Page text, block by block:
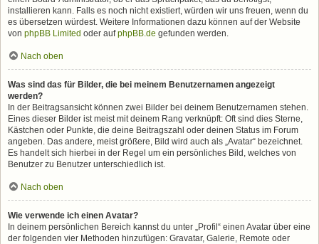
installieren kann. Falls es noch nicht existiert, würden wir uns freuen, wenn du
es übersetzen würdest. Weitere Informationen dazu können auf der Website
von phpBB Limited oder aufphpBB.de gefunden werden.
Nach oben
Was sind das für Bilder, die bei meinem Benutzernamen angezeigt
werden?
In der Beitragsansicht können zwei Bilder bei deinem Benutzernamen stehen.
Eines dieser Bilder ist meist mit deinem Rang verknüpft: Oft sind dies Sterne,
Kästchen oder Punkte, die deine Beitragszahl oder deinen Status im Forum
angeben. Das andere, meist größere, Bild wird auch als „Avatar“ bezeichnet.
Es handelt sich hierbei in der Regel um ein persönliches Bild, welches von
Benutzer zu Benutzer unterschiedlich ist.
Nach oben
Wie verwende ich einen Avatar?
In deinem persönlichen Bereich kannst du unter „Profil“ einen Avatar über eine
der folgenden vier Methoden hinzufügen: Gravatar, Galerie, Remote oder